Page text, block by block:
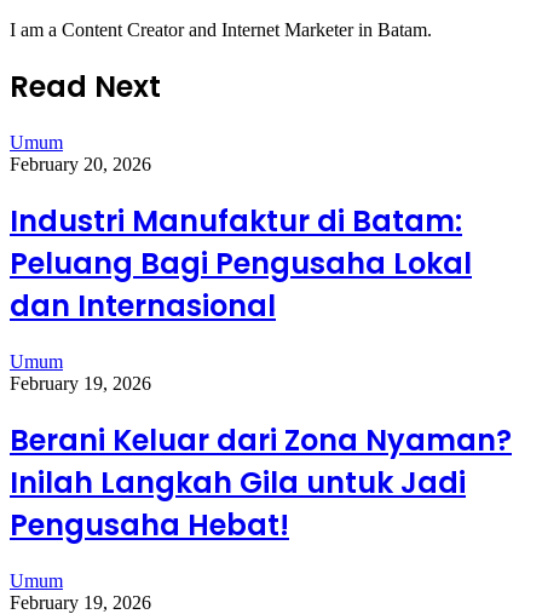
I am a Content Creator and Internet Marketer in Batam.
Read Next
Umum
February 20, 2026
Industri Manufaktur di Batam:
Peluang Bagi Pengusaha Lokal
dan Internasional
Umum
February 19, 2026
Berani Keluar dari Zona Nyaman?
Inilah Langkah Gila untuk Jadi
Pengusaha Hebat!
Umum
February 19, 2026